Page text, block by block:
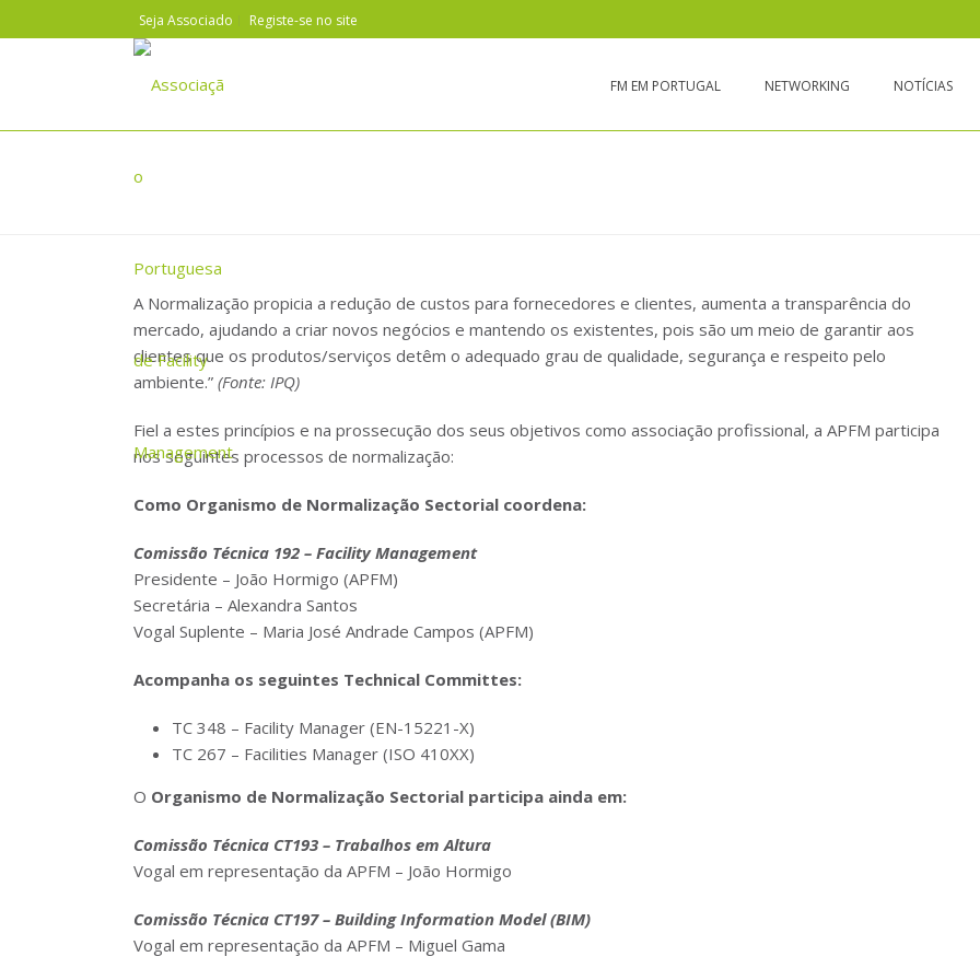
Seja Associado Registe-se no site
FM EM PORTUGAL NETWORKING NOTÍCIAS
NORMALIZAÇÃO
A Normalização propicia a redução de custos para fornecedores e clientes, aumenta a transparência do
mercado, ajudando a criar novos negócios e mantendo os existentes, pois são um meio de garantir aos
clientes que os produtos/serviços detêm o adequado grau de qualidade, segurança e respeito pelo
ambiente.” (Fonte: IPQ)
Fiel a estes princípios e na prossecução dos seus objetivos como associação profissional, a APFM participa
nos seguintes processos de normalização:
Como Organismo de Normalização Sectorial coordena:
Comissão Técnica 192 – Facility Management
Presidente – João Hormigo (APFM)
Secretária – Alexandra Santos
Vogal Suplente – Maria José Andrade Campos (APFM)
Acompanha os seguintes Technical Committes:
TC 348 – Facility Manager (EN-15221-X)
TC 267 – Facilities Manager (ISO 410XX)
O Organismo de Normalização Sectorial participa ainda em:
Comissão Técnica CT193 – Trabalhos em Altura
Vogal em representação da APFM – João Hormigo
Comissão Técnica CT197 – Building Information Model (BIM)
Vogal em representação da APFM – Miguel Gama